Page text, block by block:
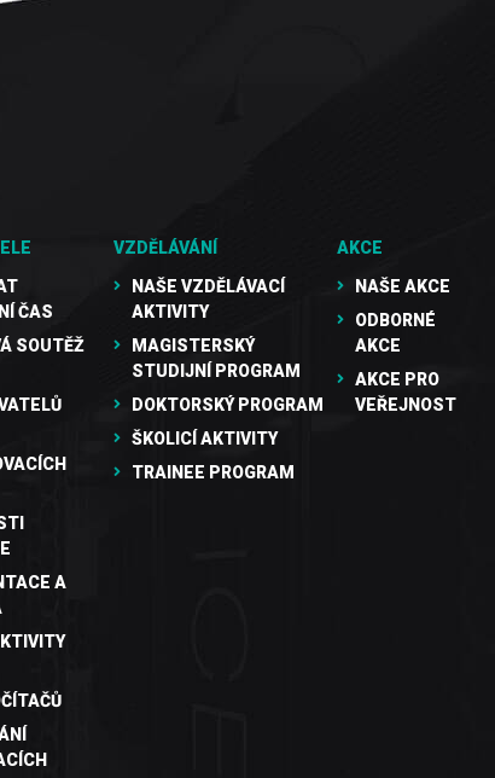
ČAS
SOUTĚŽ
A
VZDĚLÁVÁNÍ
NAŠE VZDĚLÁVACÍ
AKTIVITY
MAGISTERSKÝ
STUDIJNÍ PROGRAM
DOKTORSKÝ PROGRAM
ŠKOLICÍ AKTIVITY
TRAINEE PROGRAM
AKCE
NAŠE AKCE
ODBORNÉ
AKCE
AKCE PRO
VEŘEJNOST